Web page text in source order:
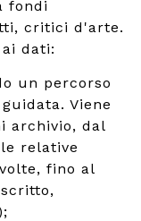
fondi
critici d'arte.
dati:
un percorso
Viene
archivio, dal
relative
fino al